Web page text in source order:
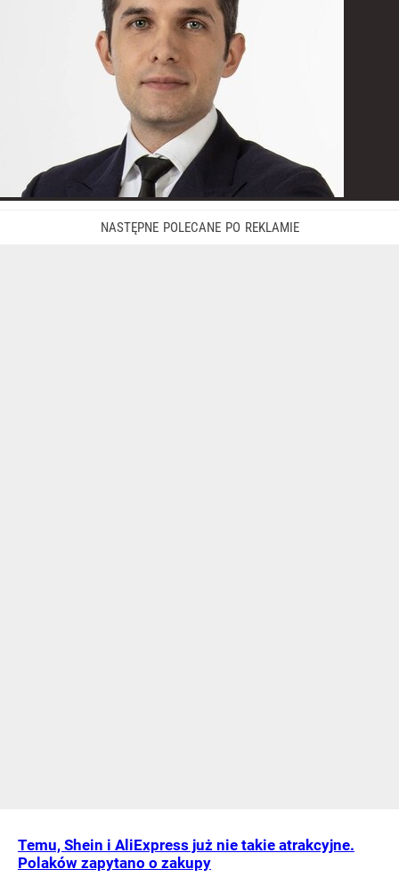
Temu, Shein i AliExpress już nie takie atrakcyjne.
Polaków zapytano o zakupy